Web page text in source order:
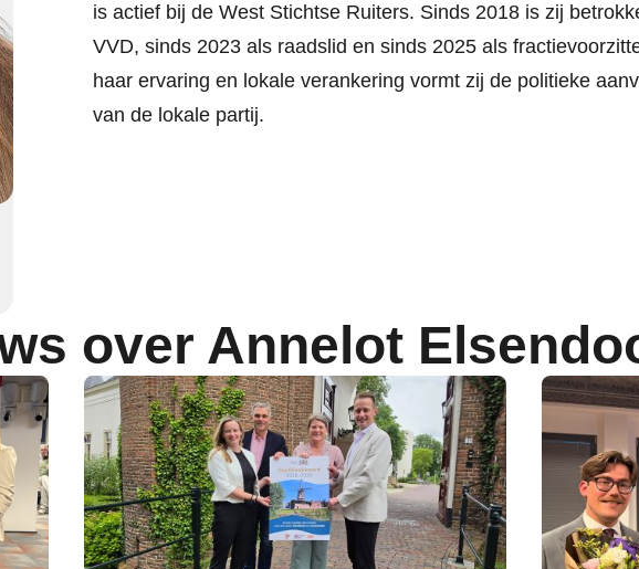
is actief bij de West Stichtse Ruiters. Sinds 2018 is zij
VVD, sinds 2023 als raadslid en sinds 2025 als
haar ervaring en lokale verankering vormt zij de politieke
van de lokale partij.
over Annelot